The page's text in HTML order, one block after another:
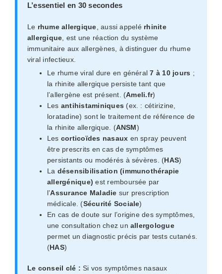
L’essentiel en 30 secondes
Le rhume allergique , aussi appelé rhinite
allergique , est une réaction du système
immunitaire aux allergènes, à distinguer du rhume
viral infectieux.
Le rhume viral dure en général7 à 10 jours ;
la rhinite allergique persiste tant que
l’allergène est présent. (Ameli.fr)
Les antihistaminiques (ex. : cétirizine,
loratadine) sont le traitement de référence de
la rhinite allergique. (ANSM)
Les corticoïdes nasaux en spray peuvent
être prescrits en cas de symptômes
persistants ou modérés à sévères. (HAS)
La désensibilisation (immunothérapie
allergénique) est remboursée par
l’Assurance Maladie sur prescription
médicale. (Sécurité Sociale)
En cas de doute sur l’origine des symptômes,
une consultation chez un allergologue
permet un diagnostic précis par tests cutanés.
(HAS)
Le conseil clé : Si vos symptômes nasaux